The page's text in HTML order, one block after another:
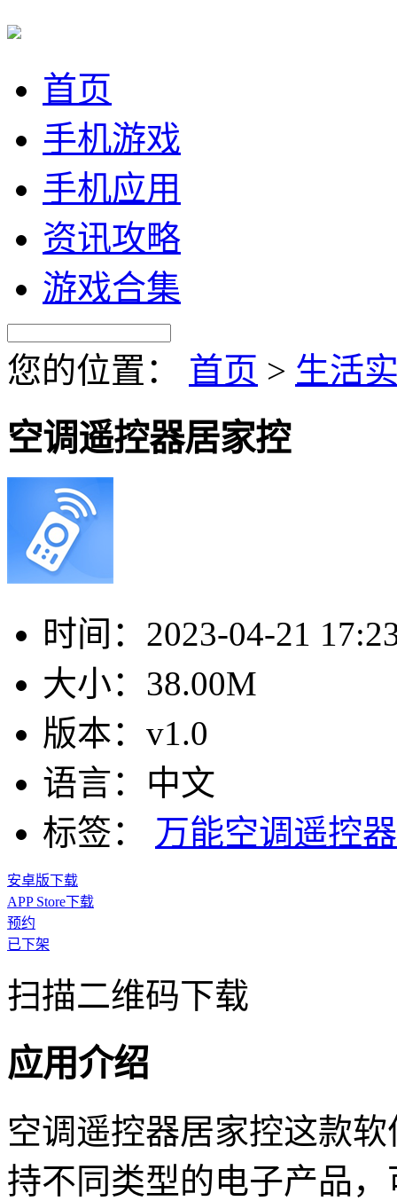
首页
手机游戏
手机应用
资讯攻略
游戏合集
您的位置： 首页 > 生活
空调遥控器居家控
时间： 2023-04-21
大小： 38.00M
版本： v1.0
语言： 中文
标签：
万能空调遥控器
安卓版下载
APP Store下载
预约
已下架
扫描二维码下载
应用介绍
空调遥控器居家控这款
持不同类型的电子产品